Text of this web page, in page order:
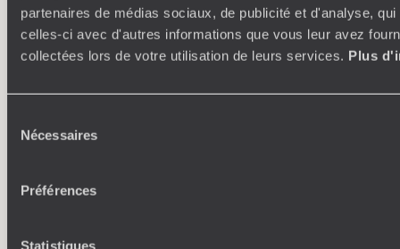
partenaires de médias sociaux, de publicité et d'analyse,
celles-ci avec d'autres informations que vous leur avez
collectées lors de votre utilisation de leurs services. Plus
Nécessaires
Préférences
Statistiques
Voyager en toute liberté selon ses envies,
ses idées, ses passions